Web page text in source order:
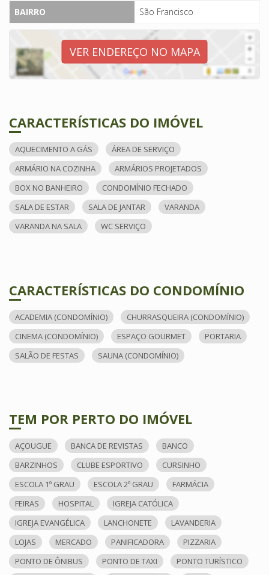
BAIRRO
São Francisco
VER ENDEREÇO NO MAPA
CARACTERÍSTICAS DO IMÓVEL
AQUECIMENTO A GÁS
ÁREA DE SERVIÇO
ARMÁRIO NA COZINHA
ARMÁRIOS PROJETADOS
BOX NO BANHEIRO
CONDOMÍNIO FECHADO
SALA DE ESTAR
SALA DE JANTAR
VARANDA
VARANDA NA SALA
WC SERVIÇO
CARACTERÍSTICAS DO CONDOMÍNIO
ACADEMIA (CONDOMÍNIO)
CHURRASQUEIRA (CONDOMÍNIO)
CINEMA (CONDOMÍNIO)
ESPAÇO GOURMET
PORTARIA
SALÃO DE FESTAS
SAUNA (CONDOMÍNIO)
TEM POR PERTO DO IMÓVEL
AÇOUGUE BANCA DE REVISTAS
BANCO
BARZINHOS
CLUBE ESPORTIVO
CURSINHO
ESCOLA 1º GRAU
ESCOLA 2º GRAU
FARMÁCIA
FEIRAS
HOSPITAL
IGREJA CATÓLICA
IGREJA EVANGÉLICA
LANCHONETE
LAVANDERIA
LOJAS
MERCADO PANIFICADORA
PIZZARIA
PONTO DE ÔNIBUS
PONTO DE TAXI
PONTO TURÍSTICO